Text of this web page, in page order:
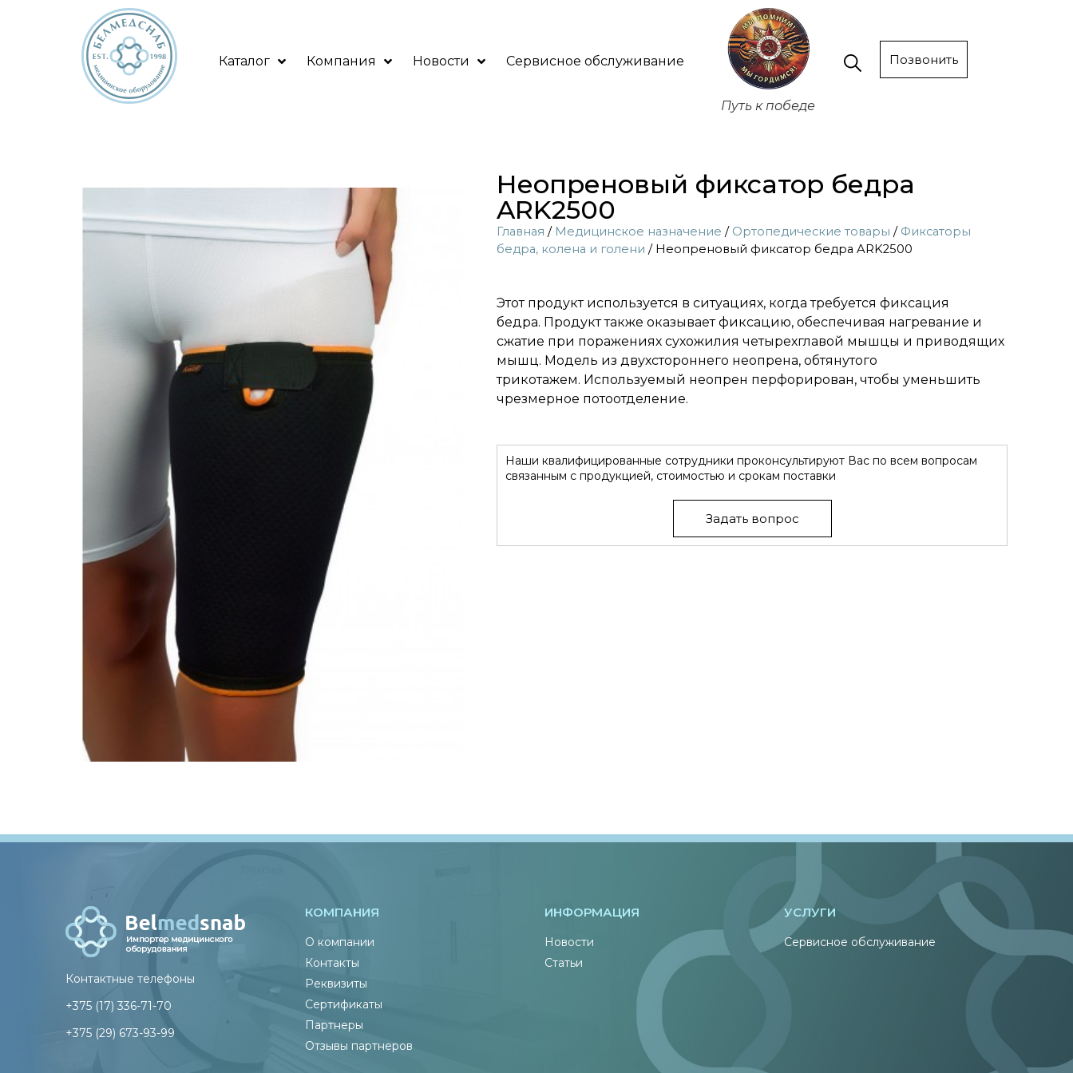
Каталог Компания Новости Сервисное обслуживание
Путь к победе
Позвонить
Неопреновый фиксатор бедра
ARK2500
Главная / Медицинское назначение / Ортопедические товары / Фиксаторы
бедра, колена и голени / Неопреновый фиксатор бедра ARK2500
Этот продукт используется в ситуациях, когда требуется фиксация
бедра. Продукт также оказывает фиксацию, обеспечивая нагревание и
сжатие при поражениях сухожилия четырехглавой мышцы и приводящих
мышц. Модель из двухстороннего неопрена, обтянутого
трикотажем. Используемый неопрен перфорирован, чтобы уменьшить
чрезмерное потоотделение.
Наши квалифицированные сотрудники проконсультируют Вас по всем вопросам
связанным с продукцией, стоимостью и срокам поставки
Задать вопрос
Контактные телефоны
+375 (17) 336-71-70
+375 (29) 673-93-99
КОМПАНИЯ
О компании
Контакты
Реквизиты
Сертификаты
Партнеры
Отзывы партнеров
ИНФОРМАЦИЯ
Новости
Статьи
УСЛУГИ
Сервисное обслуживание